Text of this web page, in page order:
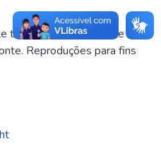
texto e dos dados nele
Reproduções para fins